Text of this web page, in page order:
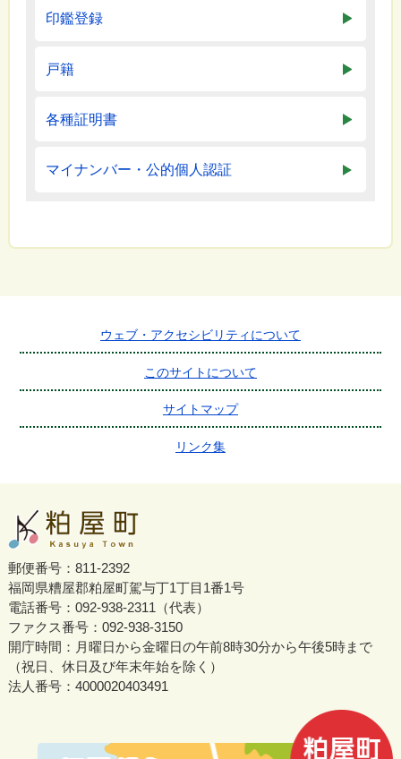
印鑑登録
戸籍
各種証明書
マイナンバー・公的個人認証
ウェブ・アクセシビリティについて
このサイトについて
サイトマップ
リンク集
郵便番号：811-2392
福岡県糟屋郡粕屋町駕与丁1丁目1番1号
電話番号：092-938-2311（代表）
ファクス番号：092-938-3150
開庁時間：月曜日から金曜日の午前8時30分から午後5時まで
（祝日、休日及び年末年始を除く）
法人番号：4000020403491